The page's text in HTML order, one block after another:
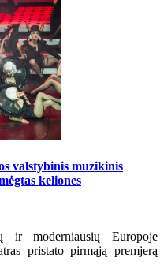
valstybinis muzikinis
keliones
ir moderniausių Europoje
pristato pirmąją premjerą